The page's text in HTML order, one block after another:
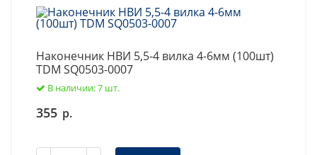
Наконечник НВИ 5,5-4 вилка 4-6мм (100шт)
TDM SQ0503-0007
В наличии: 7 шт.
355 р.